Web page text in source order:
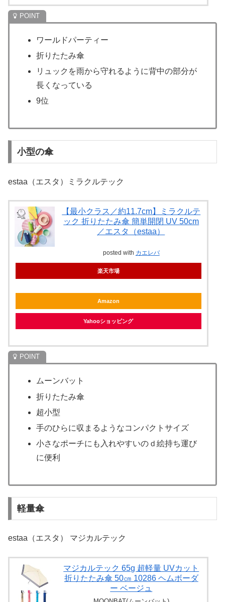
ワールドパーティー
折りたたみ傘
リュックを雨から守れるように背中の部分が
長くなっている
9位
小型の傘
estaa（エスタ）ミラクルテック
【最小クラス／約11.7cm】ミラクルテ
ック 折りたたみ傘 簡単開閉 UV 50cm
／エスタ（estaa）
posted with カエレバ
楽天市場
Amazon
Yahooショッピング
ムーンバット
折りたたみ傘
超小型
手のひらに収まるようなコンパクトサイズ
小さなポーチにも入れやすいのｄ絵持ち運び
に便利
軽量傘
estaa（エスタ） マジカルテック
マジカルテック 65g 超軽量 UVカット
折りたたみ傘 50㎝ 10286 ヘムボーダ
ー ベージュ